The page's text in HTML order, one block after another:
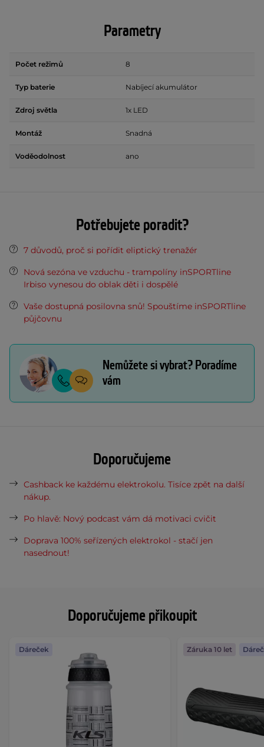
Doporučujeme přikoupit
Dáreček Záruka 10 let
Parametry
Počet režimů 8
Typ baterie Nabíjecí akumulátor
Zdroj světla 1x LED
Montáž Snadná
Voděodolnost ano
Potřebujete poradit?
7 důvodů, proč si pořídit eliptický trenažér
Nová sezóna ve vzduchu - trampolíny inSPORTline
Irbiso vynesou do oblak děti i dospělé
Vaše dostupná posilovna snů! Spouštíme inSPORTline
půjčovnu
Nemůžete si vybrat? Poradíme
vám
Doporučujeme
Cashback ke každému elektrokolu. Tisíce zpět na další
nákup.
Po hlavě: Nový podcast vám dá motivaci cvičit
Doprava 100% seřízených elektrokol - stačí jen
nasednout!